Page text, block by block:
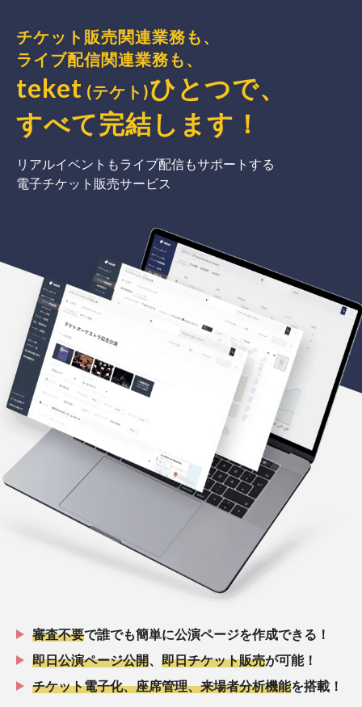
チケット販売関連業務も、
ライブ配信関連業務も、
teket (テケト)ひとつで、
すべて完結 します ！
リアルイベントもライブ配信もサポートする
電子チケット販売サービス
審査不要で誰でも簡単に公演ページを作成できる！
即日公演ページ公開
即日チケット販売が可能！
チケット電子化、座席管理、来場者分析機能を搭載！